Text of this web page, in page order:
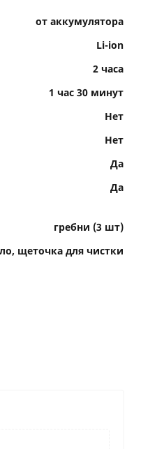
от аккумулятора
Li-ion
2 часа
1 час 30 минут
Нет
Нет
Да
Да
гребни (3 шт)
щеточка для чистки